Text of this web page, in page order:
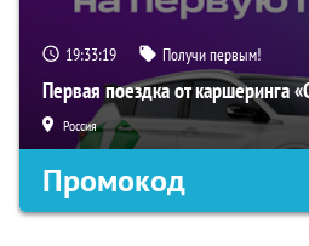
19:33:18 Получи первым!
Первая поездка от каршеринга
Россия
Промокод